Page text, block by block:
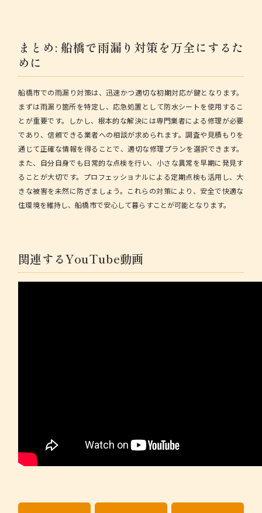
まとめ: 船橋で雨漏り対策を万全にするた
めに
船橋市での雨漏り対策は、迅速かつ適切な初期対応が鍵となります。
まずは雨漏り箇所を特定し、応急処置として防水シートを使用するこ
とが重要です。しかし、根本的な解決には専門業者による修理が必要
であり、信頼できる業者への相談が求められます。調査や見積もりを
通じて正確な情報を得ることで、適切な修理プランを選択できます。
また、自分自身でも日常的な点検を行い、小さな異常を早期に発見す
ることが大切です。プロフェッショナルによる定期点検も活用し、大
きな被害を未然に防ぎましょう。これらの対策により、安全で快適な
住環境を維持し、船橋市で安心して暮らすことが可能となります。
関連するYouTube動画